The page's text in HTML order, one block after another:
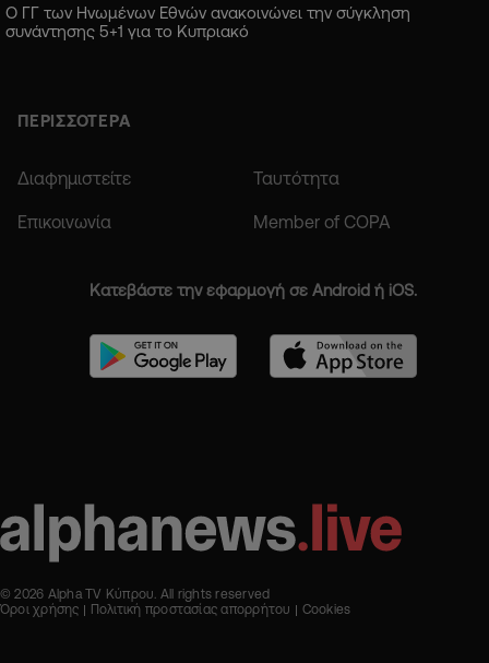
Ο ΓΓ των Ηνωμένων Εθνών ανακοινώνει την σύγκληση
συνάντησης 5+1 για το Κυπριακό
ΠΕΡΙΣΣΟΤΕΡΑ
Διαφημιστείτε Ταυτότητα
Επικοινωνία Member of COPA
Κατεβάστε την εφαρμογή σε Android ή iOS.
© 2026 Alpha TV Κύπρου. All rights reserved
Όροι χρήσης
Πολιτική προστασίας απορρήτου Cookies